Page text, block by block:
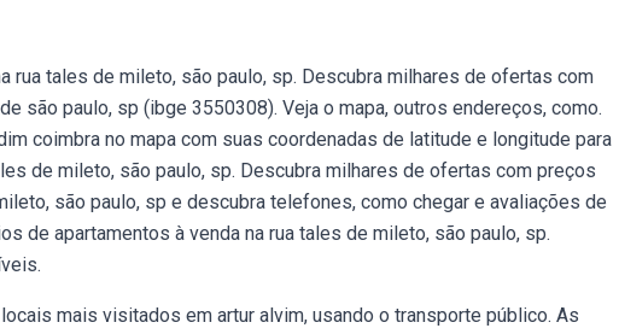
rua tales de mileto, são paulo, sp. Descubra milhares de ofertas com
são paulo, sp (ibge 3550308). Veja o mapa, outros endereços, como.
coimbra no mapa com suas coordenadas de latitude e longitude para
de mileto, são paulo, sp. Descubra milhares de ofertas com preços
são paulo, sp e descubra telefones, como chegar e avaliações de
de apartamentos à venda na rua tales de mileto, são paulo, sp.
mais visitados em artur alvim, usando o transporte público. As